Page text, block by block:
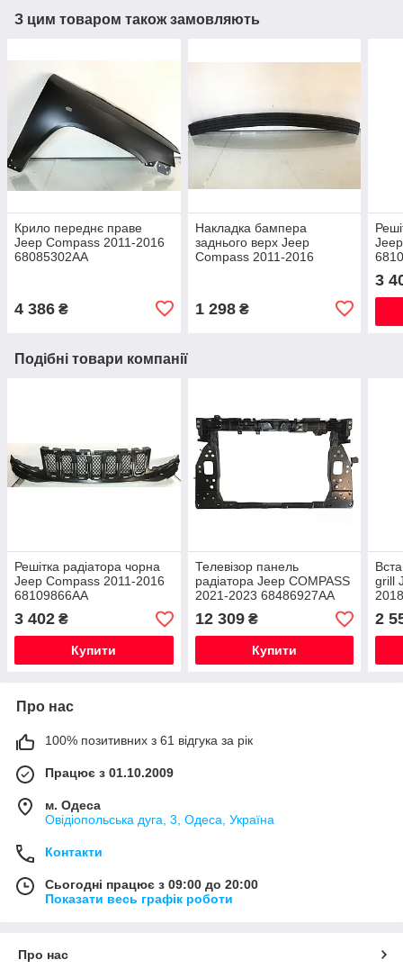
З цим товаром також замовляють
Крило переднє праве
Jeep Compass 2011-2016
68085302AA
4 386 ₴
Накладка бампера
заднього верх Jeep
Compass 2011-2016
1 298₴
3
Подібні товари компанії
Решітка радіатора чорна
Jeep Compass 2011-2016
68109866AA
3 402 ₴
Купити
Телевізор панель
радіатора Jeep COMPASS
2021-2023 68486927AA
12 309₴
Купити
grill
2
Про нас
100% позитивних з 61 відгука за рік
Працює з 01.10.2009
м. Одеса
Овідіопольська дуга, 3, Одеса, Україна
Контакти
Сьогодні працює з 09:00 до 20:00
Показати весь графік роботи
Про нас